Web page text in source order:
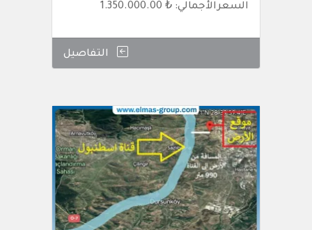
السعرالأجمالي: ₺ 1.350.000.00
التفاصيل